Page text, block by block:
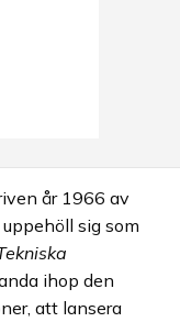
år 1966 av
sig som
ihop den
att lansera